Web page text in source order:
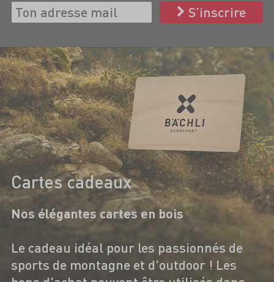
S’inscrire
Cartes cadeaux
Nos élégantes cartes en bois
Le cadeau idéal pour les passionnés de
sports de montagne et d'outdoor ! Les